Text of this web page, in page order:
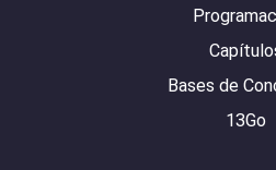
Bases de
13Go